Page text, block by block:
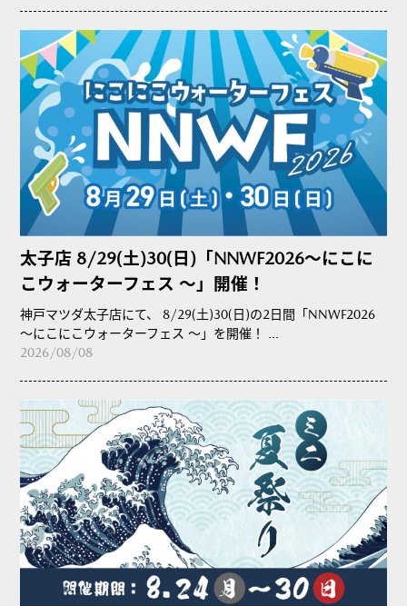
太子店 8/29(土)30(日)「NNWF2026～にこに
こウォーターフェス ～」開催！
神戸マツダ太子店にて、 8/29(土)30(日)の2日間「NNWF2026
～にこにこウォーターフェス ～」を開催！ ...
2026/08/08